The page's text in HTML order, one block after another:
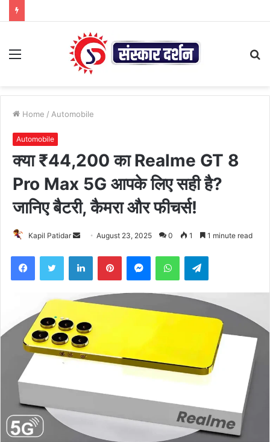
Menu
Home / Automobile
Automobile
क्या ₹44,200 का Realme GT 8
Pro Max 5G आपके लिए सही है?
जानिए बैटरी, कैमरा और फीचर्स!
Kapil Patidar
Send August 23, 2025 0 1 1 minute read
FacebookTwitter LinkedInPinterestMessengerWhatsAppTelegram